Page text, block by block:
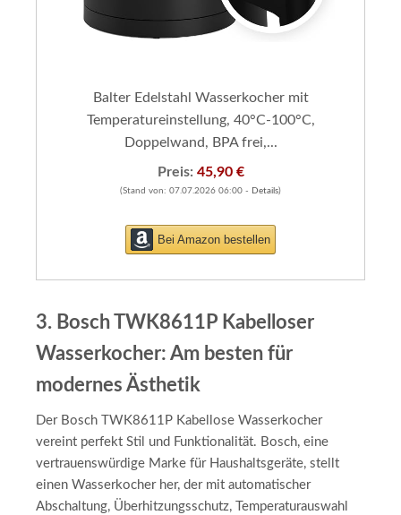
Balter Edelstahl Wasserkocher mit
Temperatureinstellung, 40°C-100°C,
Doppelwand, BPA frei,...
Preis: 45,90 €
(Stand von: 07.07.2026 06:00 - Details)
Bei Amazon bestellen
3. Bosch TWK8611P Kabelloser
Wasserkocher: Am besten für
modernes Ästhetik
Der Bosch TWK8611P Kabellose Wasserkocher
vereint perfekt Stil und Funktionalität. Bosch, eine
vertrauenswürdige Marke für Haushaltsgeräte, stellt
einen Wasserkocher her, der mit automatischer
Abschaltung, Überhitzungsschutz, Temperaturauswahl